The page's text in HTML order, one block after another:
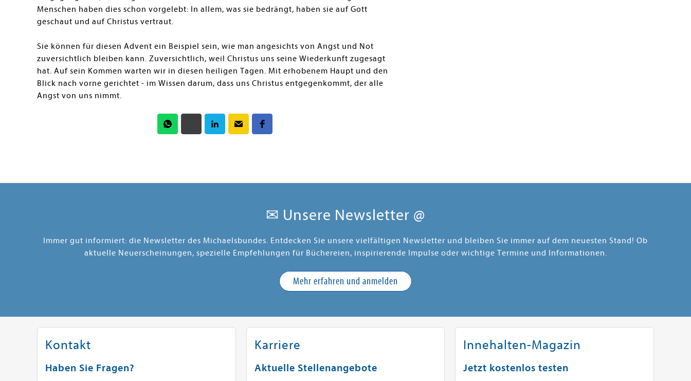
Menschen haben dies schon vorgelebt: In allem, was sie bedrängt, haben sie auf Gott
geschaut und auf Christus vertraut.
Sie können für diesen Advent ein Beispiel sein, wie man angesichts von Angst und Not
zuversichtlich bleiben kann. Zuversichtlich, weil Christus uns seine Wiederkunft zugesagt
hat. Auf sein Kommen warten wir in diesen heiligen Tagen. Mit erhobenem Haupt und den
Blick nach vorne gerichtet - im Wissen darum, dass uns Christus entgegenkommt, der alle
Angst von uns nimmt.
✉ Unsere Newsletter @
Immer gut informiert: die Newsletter des Michaelsbundes. Entdecken Sie unsere vielfältigen Newsletter und bleiben Sie immer auf dem neuesten Stand! Ob
aktuelle Neuerscheinungen, spezielle Empfehlungen für Büchereien, inspirierende Impulse oder wichtige Termine und Informationen.
Mehr erfahren und anmelden
Kontakt
Haben Sie Fragen?
Karriere
Aktuelle Stellenangebote
Innehalten-Magazin
Jetzt kostenlos testen